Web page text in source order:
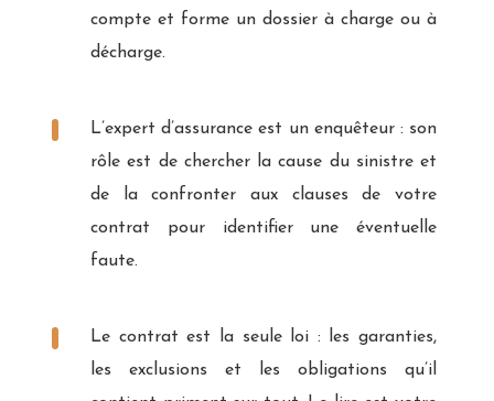
compte et forme un dossier à charge ou à
décharge.
L’expert d’assurance est un enquêteur : son
rôle est de chercher la cause du sinistre et
de la confronter aux clauses de votre
contrat pour identifier une éventuelle
faute.
Le contrat est la seule loi : les garanties,
les exclusions et les obligations qu’il